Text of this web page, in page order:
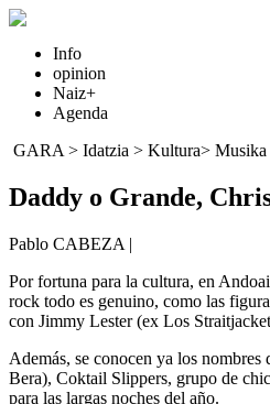
Info
opinion
Naiz+
Agenda
GARA > Idatzia > Kultura> Musika
Daddy o Grande,
Pablo CABEZA |
Por fortuna para la cultura, en
rock todo es genuino, como las
con Jimmy Lester (ex Los
Además, se conocen ya los
Bera), Coktail Slippers, grupo de
para las largas noches del año.